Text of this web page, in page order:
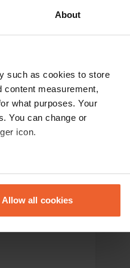
About
such as cookies to store
content measurement,
what purposes. Your
You can change or
icon.
meters
our traffic. We also share
may combine it with
Allow all cookies
un
de stationnement